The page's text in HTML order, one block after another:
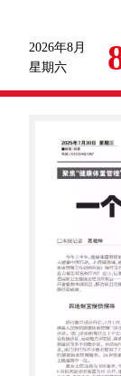
2026年8月
星期六